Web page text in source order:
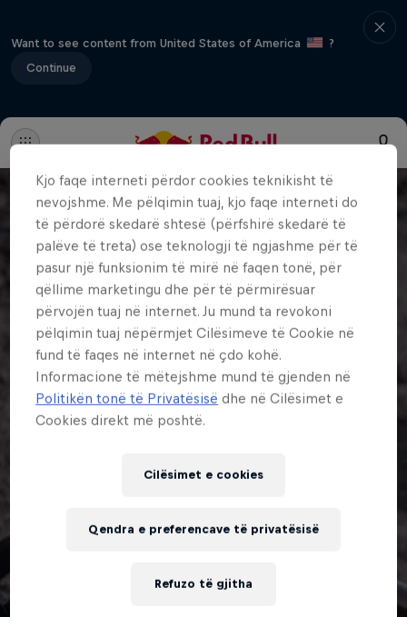
Want to see content from United States of America
?
Continue
Kjo faqe interneti përdor cookies teknikisht të
nevojshme. Me pëlqimin tuaj, kjo faqe interneti do
të përdorë skedarë shtesë (përfshirë skedarë të
palëve të treta) ose teknologji të ngjashme për të
pasur një funksionim të mirë në faqen tonë, për
qëllime marketingu dhe për të përmirësuar
përvojën tuaj në internet. Ju mund ta revokoni
pëlqimin tuaj nëpërmjet Cilësimeve të Cookie në
fund të faqes në internet në çdo kohë.
Informacione të mëtejshme mund të gjenden në
Politikën tonë të Privatësisë dhe në Cilësimet e
Cookies direkt më poshtë.
Cilësimet e cookies
Refuzo të gjitha
Qendra e preferencave të privatësisë